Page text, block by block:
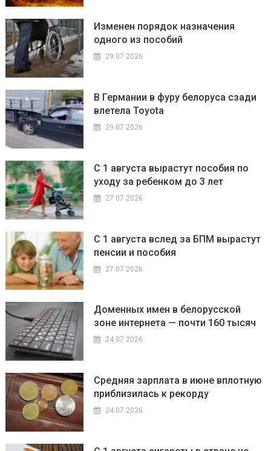
Изменен порядок назначения
одного из пособий
29.07.2026
В Германии в фуру белоруса сзади
влетела Toyota
29.07.2026
С 1 августа вырастут пособия по
уходу за ребенком до 3 лет
27.07.2026
С 1 августа вслед за БПМ вырастут
пенсии и пособия
27.07.2026
Доменных имен в белорусской
зоне интернета — почти 160 тысяч
24.07.2026
Средняя зарплата в июне вплотную
приблизилась к рекорду
24.07.2026